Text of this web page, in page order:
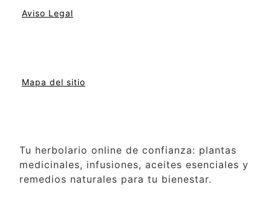
Aviso Legal
Mapa del sitio
Tu herbolario online de confianza: plantas
medicinales, infusiones, aceites esenciales y
remedios naturales para tu bienestar.